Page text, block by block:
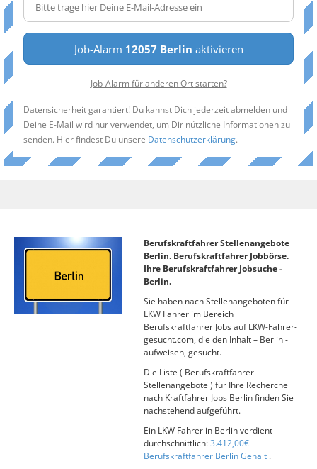
Job-Alarm 12057 Berlin aktivieren
Job-Alarm für anderen Ort starten?
Datensicherheit garantiert! Du kannst Dich jederzeit abmelden und
Deine E-Mail wird nur verwendet, um Dir nützliche Informationen zu
senden. Hier findest Du unsere Datenschutzerklärung.
Berufskraftfahrer Stellenangebote
Berlin. Berufskraftfahrer Jobbörse.
Ihre Berufskraftfahrer Jobsuche -
Berlin.
Sie haben nach Stellenangeboten für
LKW Fahrer im Bereich
Berufskraftfahrer Jobs auf LKW-Fahrer-
gesucht.com, die den Inhalt – Berlin -
aufweisen, gesucht.
Die Liste ( Berufskraftfahrer
Stellenangebote ) für Ihre Recherche
nach Kraftfahrer Jobs Berlin finden Sie
nachstehend aufgeführt.
Ein LKW Fahrer in Berlin verdient
durchschnittlich:3.412,00€
Berufskraftfahrer Berlin Gehalt .